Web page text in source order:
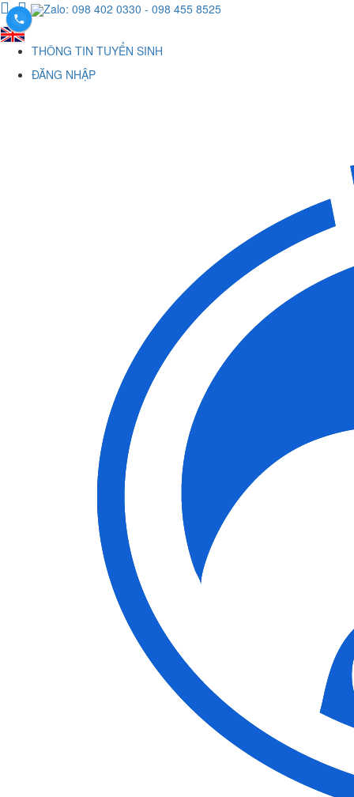
Zalo: 098 402 0330 - 098 455 8525
THÔNG TIN TUYỂN SINH
ĐĂNG NHẬP